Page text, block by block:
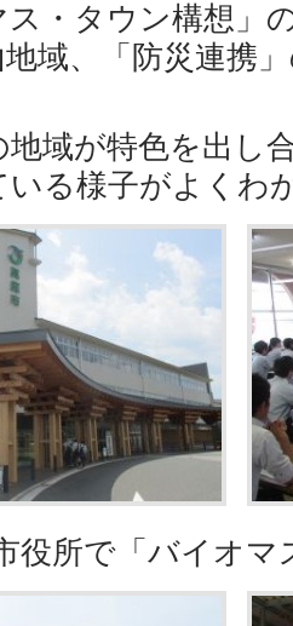
ス・タウン構想」
域、「防災連携
地域が特色を出し
いる様子がよくわ
所で「バイオマ